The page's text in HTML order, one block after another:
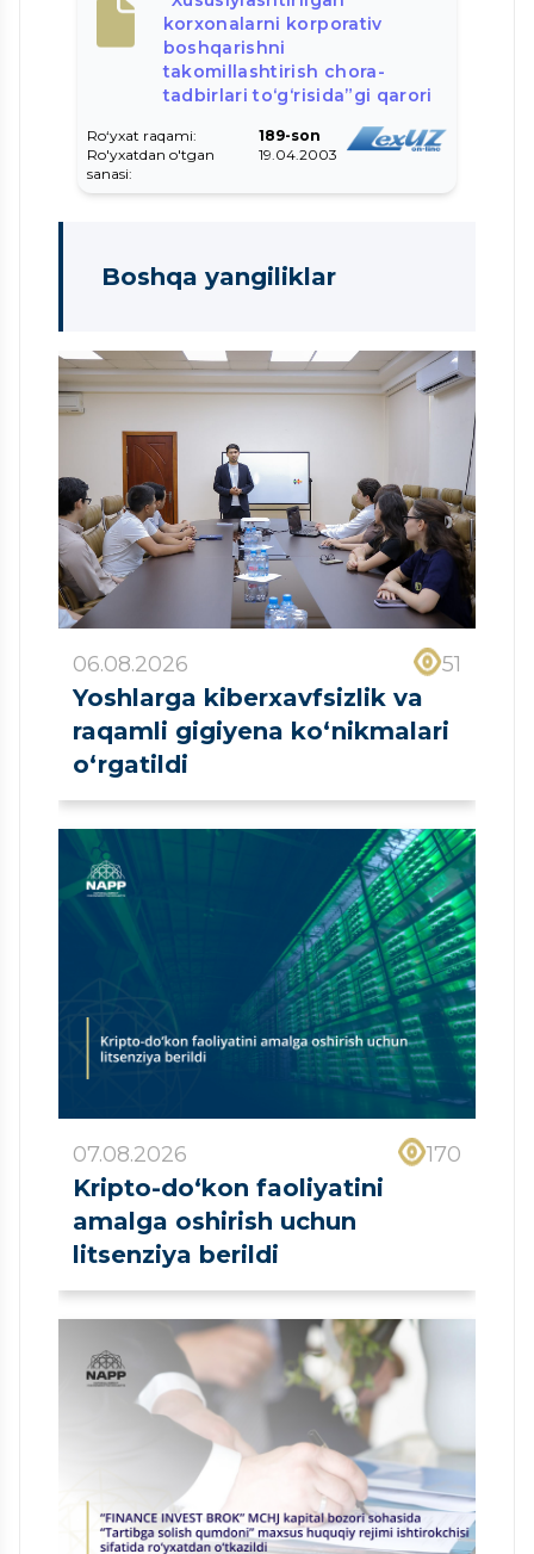
korxonalarni korporativ
boshqarishni
takomillashtirish chora-
tadbirlari to‘g‘risida”gi qarori
Ro‘yxat raqami:
189-son
Ro'yxatdan o'tgan
sanasi:
19.04.2003
Boshqa yangiliklar
06.08.2026 51
Yoshlarga kiberxavfsizlik va
raqamli gigiyena ko‘nikmalari
o‘rgatildi
07.08.2026 170
Kripto-do‘kon faoliyatini
amalga oshirish uchun
litsenziya berildi